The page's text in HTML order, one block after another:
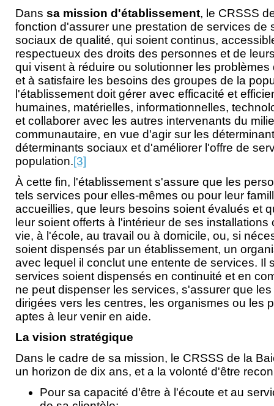
Dans sa mission d'établissement, le CRSSS
fonction d'assurer une prestation de services de
sociaux de qualité, qui soient continus,
respectueux des droits des personnes et de
qui visent à réduire ou solutionner les
et à satisfaire les besoins des groupes de la
l'établissement doit gérer avec efficacité et
humaines, matérielles, informationnelles,
et collaborer avec les autres intervenants du
communautaire, en vue d'agir sur les
déterminants sociaux et d'améliorer l'offre de
population.[3]
À cette fin, l'établissement s'assure que les
tels services pour elles-mêmes ou pour leur
accueillies, que leurs besoins soient évalués et
leur soient offerts à l'intérieur de ses
vie, à l'école, au travail ou à domicile, ou, si
soient dispensés par un établissement, un
avec lequel il conclut une entente de services. Il
services soient dispensés en continuité et en
ne peut dispenser les services, s'assurer que
dirigées vers les centres, les organismes ou les
aptes à leur venir en aide.
La vision stratégique
Dans le cadre de sa mission, le CRSSS de la
un horizon de dix ans, et a la volonté d'être
Pour sa capacité d'être à l'écoute et au